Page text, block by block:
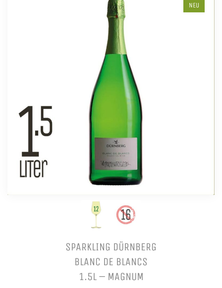
NEU
SPARKLING DÜRNBERG
BLANC DE BLANCS
1.5L – MAGNUM